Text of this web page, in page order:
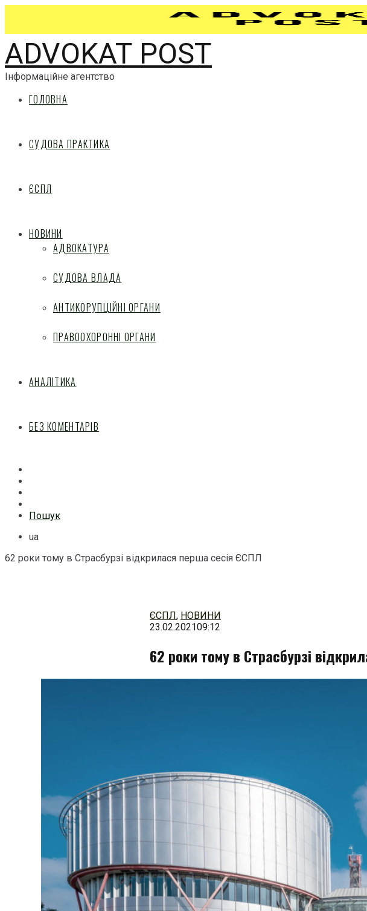
ADVOKAT POST
Інформаційне агентство
ГОЛОВНА
СУДОВА ПРАКТИКА
ЄСПЛ
НОВИНИ
АДВОКАТУРА
СУДОВА ВЛАДА
АНТИКОРУПЦІЙНІ ОРГАНИ
ПРАВООХОРОННІ ОРГАНИ
АНАЛІТИКА
БЕЗ КОМЕНТАРІВ
Пошук
ua
62 роки тому в Страсбурзі відкрилася перша сесія ЄСПЛ
ЄСПЛ, НОВИНИ
23.02.202109:12
62 роки тому в Страсбурзі